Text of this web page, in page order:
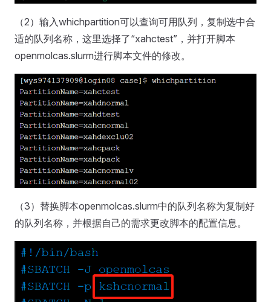
（2）输入whichpartition可以查询可用队列，复制选中合
适的队列名称，这里选择了“xahctest”，并打开脚本
openmolcas.slurm进行脚本文件的修改。
（3）替换脚本openmolcas.slurm中的队列名称为复制好
的队列名称，并根据自己的需求更改脚本的配置信息。